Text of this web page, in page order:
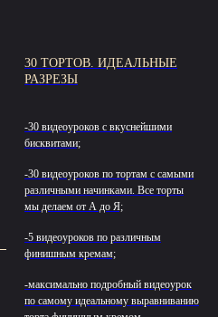
30 ТОРТОВ. ИДЕАЛЬНЫЕ
РАЗРЕЗЫ
-30 видеоуроков с вкуснейшими
бисквитами;
-30 видеоуроков по тортам с самыми
различными начинками. Все торты
мы делаем от А до Я;
-5 видеоуроков по различным
финишным кремам;
-максимально подробный видеоурок
по самому идеальному выравниванию